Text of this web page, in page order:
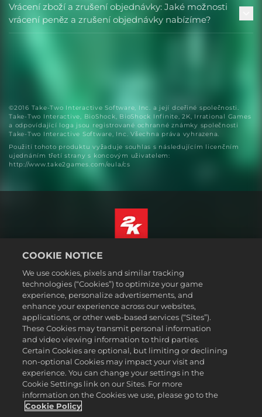
Vrácení zboží a zrušení objednávky: Jaké možnosti
vrácení peněz a zrušení objednávky nabízíme?
©2016 Take-Two Interactive Software, Inc. a její dceřiné společnosti.
Take-Two Interactive, BioShock, BioShock Infinite, 2K, Irrational Games
a odpovídající loga jsou registrované ochranné známky společnosti
Take-Two Interactive Software, Inc. Všechna práva vyhrazena.
Použití tohoto produktu vyžaduje souhlas s následujícím licenčním
ujednáním třetí strany s koncovým uživatelem:
http://www.take2games.com/eula/cs
Právní ujednání
Zásady ochrany soukromí
Základy nakládání se soubory cookie
Podpora
Neprodávejte ani nesdílejte mé osobní údajeSælg eller del ikke
mine personoplysninger
Order Lookup & Refunds
2K Ad Partners
©2016-2026 Take-Two Interactive Software Inc. 2K, Firaxis Games,
Civilization, and their respective logos are trademarks of Take-Two
Interactive Software, Inc. All rights reserved.
COOKIE NOTICE
We use cookies, pixels and similar tracking
technologies (“Cookies”) to optimize your game
experience, personalize advertisements, and
enhance your experience across our websites,
applications, or other web-based services (“Sites”).
These Cookies may transmit personal information
and video viewing information to third parties.
Certain Cookies are optional, but limiting or declining
non-optional Cookies may impact your visit and
experience. You can change your settings in the
Cookie Settings link on our Sites. For more
information on the Cookies we use, please go to the
Cookie Policy